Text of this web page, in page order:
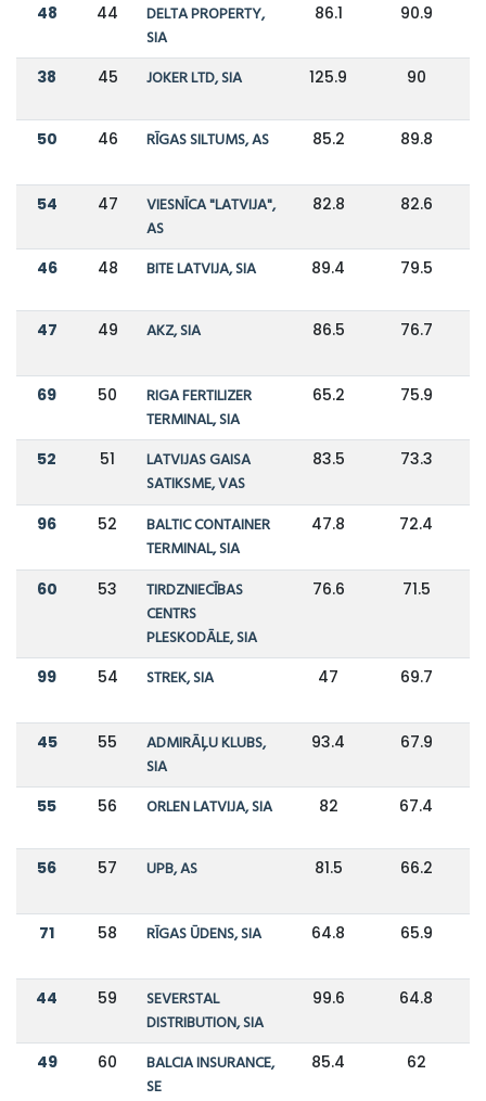
48 44
DELTA PROPERTY,
SIA
86.1 90.9
38 45 JOKER LTD, SIA 125.9 90
50 46 RĪGAS SILTUMS, AS 85.2 89.8
54 47
VIESNĪCA "LATVIJA",
AS
82.8 82.6
46 48 BITE LATVIJA, SIA 89.4 79.5
47 49 AKZ, SIA 86.5 76.7
69 50
RIGA FERTILIZER
TERMINAL, SIA
65.2 75.9
52 51
LATVIJAS GAISA
SATIKSME, VAS
83.5 73.3
96 52
BALTIC CONTAINER
TERMINAL, SIA
47.8 72.4
60 53
TIRDZNIECĪBAS
CENTRS
PLESKODĀLE, SIA
76.6 71.5
99 54 STREK, SIA 47 69.7
45 55
ADMIRĀĻU KLUBS,
SIA
93.4 67.9
55 56 ORLEN LATVIJA, SIA 82 67.4
56 57 UPB, AS 81.5 66.2
71 58 RĪGAS ŪDENS, SIA 64.8 65.9
44 59
SEVERSTAL
DISTRIBUTION, SIA
99.6 64.8
49 60
BALCIA INSURANCE,
SE
85.4 62